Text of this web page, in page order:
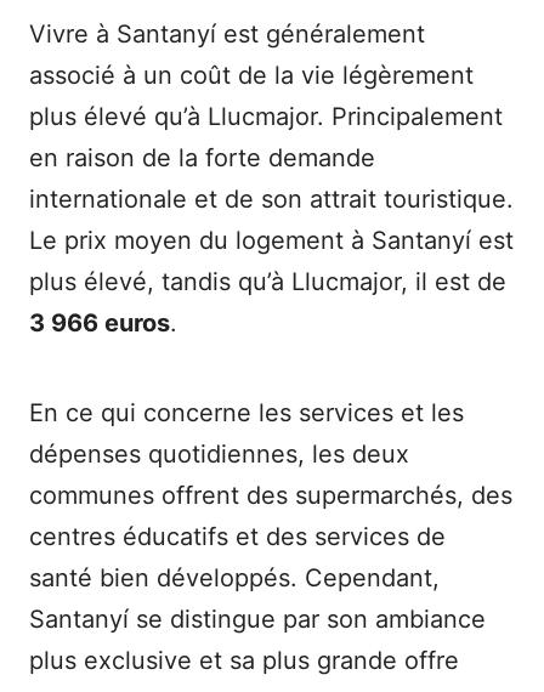
Vivre à Santanyí est généralement
associé à un coût de la vie légèrement
plus élevé qu’à Llucmajor. Principalement
en raison de la forte demande
internationale et de son attrait touristique.
Le prix moyen du logement à Santanyí est
plus élevé, tandis qu’à Llucmajor, il est de
3 966 euros.
En ce qui concerne les services et les
dépenses quotidiennes, les deux
communes offrent des supermarchés, des
centres éducatifs et des services de
santé bien développés. Cependant,
Santanyí se distingue par son ambiance
plus exclusive et sa plus grande offre